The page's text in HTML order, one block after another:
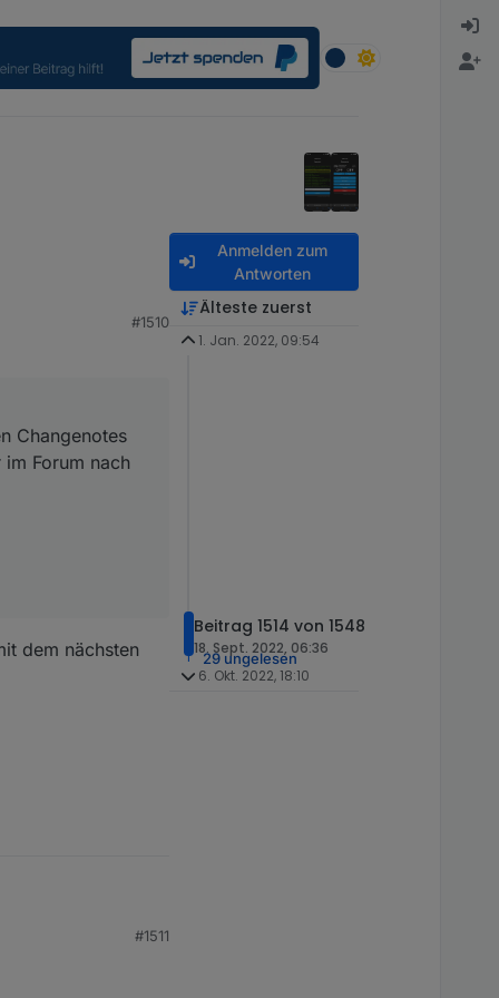
suchen :)
cheatsheet.html
#1510
Changenotes
Forum nach
dem nächsten
suchen :)
#1511
Anmelden zum
Antworten
Älteste zuerst
1. Jan. 2022, 09:54
Beitrag 1514 von 1548
18. Sept. 2022, 06:36
29 ungelesen
6. Okt. 2022, 18:10